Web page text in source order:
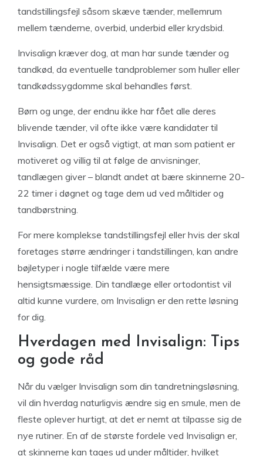
tandstillingsfejl såsom skæve tænder, mellemrum
mellem tænderne, overbid, underbid eller krydsbid.
Invisalign kræver dog, at man har sunde tænder og
tandkød, da eventuelle tandproblemer som huller eller
tandkødssygdomme skal behandles først.
Børn og unge, der endnu ikke har fået alle deres
blivende tænder, vil ofte ikke være kandidater til
Invisalign. Det er også vigtigt, at man som patient er
motiveret og villig til at følge de anvisninger,
tandlægen giver – blandt andet at bære skinnerne 20-
22 timer i døgnet og tage dem ud ved måltider og
tandbørstning.
For mere komplekse tandstillingsfejl eller hvis der skal
foretages større ændringer i tandstillingen, kan andre
bøjletyper i nogle tilfælde være mere
hensigtsmæssige. Din tandlæge eller ortodontist vil
altid kunne vurdere, om Invisalign er den rette løsning
for dig.
Hverdagen med Invisalign: Tips
og gode råd
Når du vælger Invisalign som din tandretningsløsning,
vil din hverdag naturligvis ændre sig en smule, men de
fleste oplever hurtigt, at det er nemt at tilpasse sig de
nye rutiner. En af de største fordele ved Invisalign er,
at skinnerne kan tages ud under måltider, hvilket